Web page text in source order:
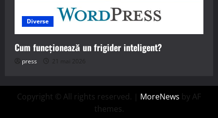
Diverse
Cum funcționează un frigider inteligent?
press 21 mai 2026
Copyright © All rights reserved. | MoreNews by AF
themes.